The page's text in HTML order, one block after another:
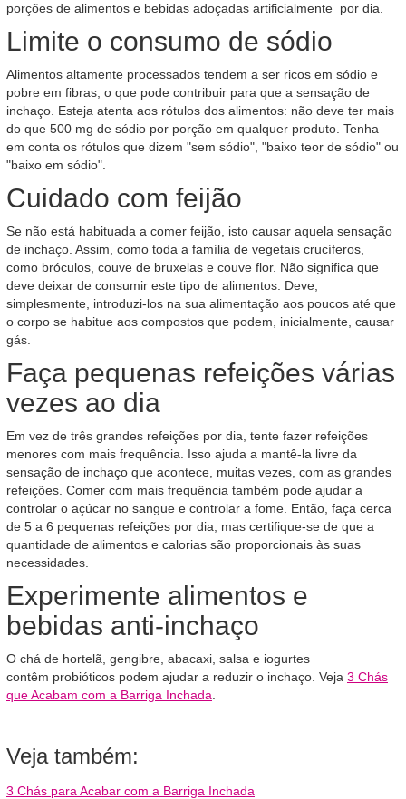
porções de alimentos e bebidas adoçadas artificialmente por dia.
Limite o consumo de sódio
Alimentos altamente processados tendem a ser ricos em sódio e
pobre em fibras, o que pode contribuir para que a sensação de
inchaço. Esteja atenta aos rótulos dos alimentos: não deve ter mais
do que 500 mg de sódio por porção em qualquer produto. Tenha
em conta os rótulos que dizem "sem sódio", "baixo teor de sódio" ou
"baixo em sódio".
Cuidado com feijão
Se não está habituada a comer feijão, isto causar aquela sensação
de inchaço. Assim, como toda a família de vegetais crucíferos,
como bróculos, couve de bruxelas e couve flor. Não significa que
deve deixar de consumir este tipo de alimentos. Deve,
simplesmente, introduzi-los na sua alimentação aos poucos até que
o corpo se habitue aos compostos que podem, inicialmente, causar
gás.
Faça pequenas refeições várias
vezes ao dia
Em vez de três grandes refeições por dia, tente fazer refeições
menores com mais frequência. Isso ajuda a mantê-la livre da
sensação de inchaço que acontece, muitas vezes, com as grandes
refeições. Comer com mais frequência também pode ajudar a
controlar o açúcar no sangue e controlar a fome. Então, faça cerca
de 5 a 6 pequenas refeições por dia, mas certifique-se de que a
quantidade de alimentos e calorias são proporcionais às suas
necessidades.
Experimente alimentos e
bebidas anti-inchaço
O chá de hortelã, gengibre, abacaxi, salsa e iogurtes
contêm probióticos podem ajudar a reduzir o inchaço. Veja 3 Chás
que Acabam com a Barriga Inchada
Veja também:
3 Chás para Acabar com a Barriga Inchada